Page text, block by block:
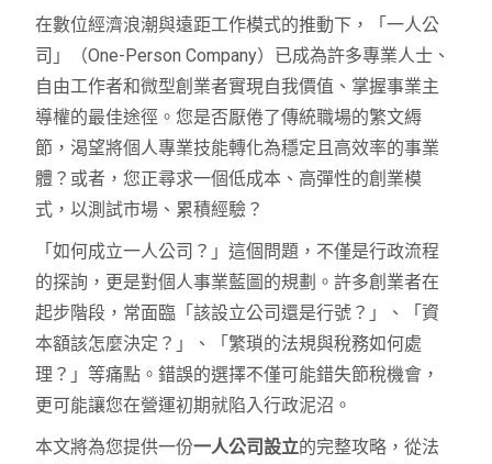
在數位經濟浪潮與遠距工作模式的推動下，「一人公
司」（One-Person Company）已成為許多專業人士、
自由工作者和微型創業者實現自我價值、掌握事業主
導權的最佳途徑。您是否厭倦了傳統職場的繁文縟
節，渴望將個人專業技能轉化為穩定且高效率的事業
體？或者，您正尋求一個低成本、高彈性的創業模
式，以測試市場、累積經驗？
「如何成立一人公司？」這個問題，不僅是行政流程
的探詢，更是對個人事業藍圖的規劃。許多創業者在
起步階段，常面臨「該設立公司還是行號？」、「資
本額該怎麼決定？」、「繁瑣的法規與稅務如何處
理？」等痛點。錯誤的選擇不僅可能錯失節稅機會，
更可能讓您在營運初期就陷入行政泥沼。
本文將為您提供一份一人公司設立的完整攻略，從法